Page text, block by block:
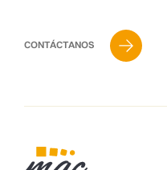
CONTÁCTANOS